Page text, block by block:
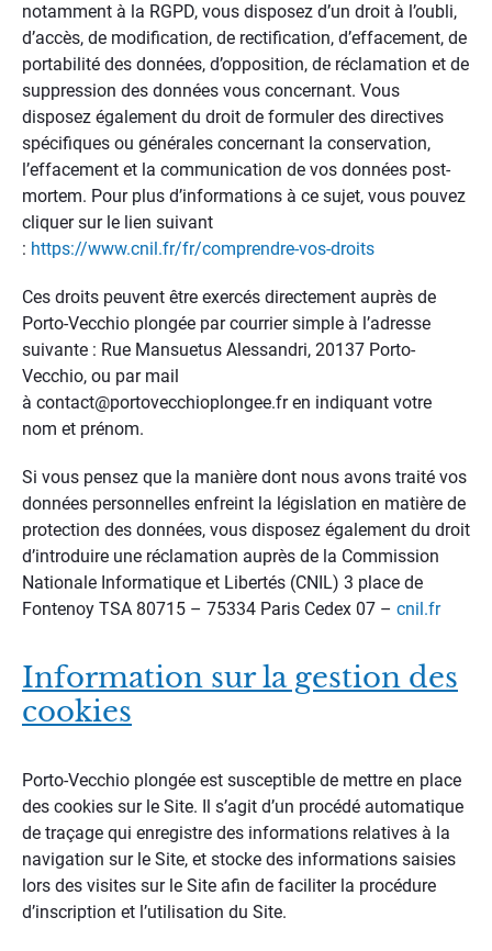
notamment à la RGPD, vous disposez d’un droit à l’oubli,
d’accès, de modification, de rectification, d’effacement, de
portabilité des données, d’opposition, de réclamation et de
suppression des données vous concernant. Vous
disposez également du droit de formuler des directives
spécifiques ou générales concernant la conservation,
l’effacement et la communication de vos données post-
mortem. Pour plus d’informations à ce sujet, vous pouvez
cliquer sur le lien suivant
: https://www.cnil.fr/fr/comprendre-vos-droits
Ces droits peuvent être exercés directement auprès de
Porto-Vecchio plongée par courrier simple à l’adresse
suivante : Rue Mansuetus Alessandri, 20137 Porto-
Vecchio, ou par mail
à contact@portovecchioplongee.fr en indiquant votre
nom et prénom.
Si vous pensez que la manière dont nous avons traité vos
données personnelles enfreint la législation en matière de
protection des données, vous disposez également du droit
d’introduire une réclamation auprès de la Commission
Nationale Informatique et Libertés (CNIL) 3 place de
Fontenoy TSA 80715 – 75334 Paris Cedex 07 – cnil.fr
Information sur la gestion des
cookies
Porto-Vecchio plongée est susceptible de mettre en place
des cookies sur le Site. Il s’agit d’un procédé automatique
de traçage qui enregistre des informations relatives à la
navigation sur le Site, et stocke des informations saisies
lors des visites sur le Site afin de faciliter la procédure
d’inscription et l’utilisation du Site.